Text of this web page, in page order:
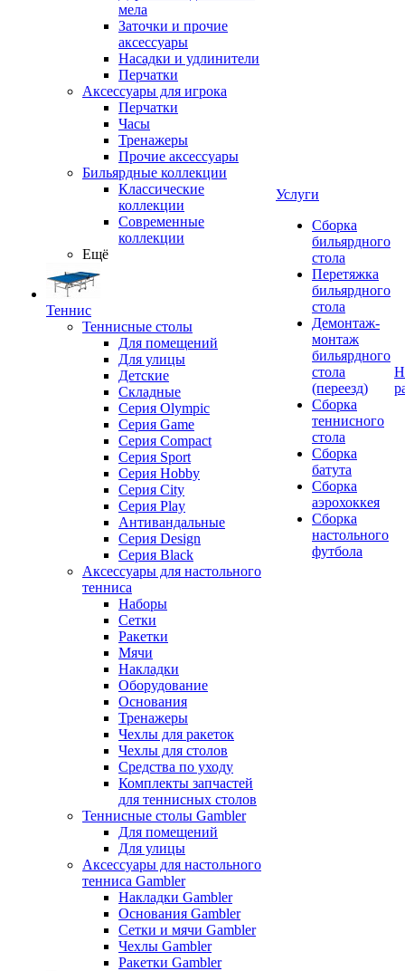
мела
Заточки и прочие
аксессуары
Насадки и удлинители
Перчатки
Аксессуары для игрока
Перчатки
Часы
Тренажеры
Прочие аксессуары
Бильярдные коллекции
Классические
коллекции
Современные
коллекции
Ещё
Теннис
Теннисные столы
Для помещений
Для улицы
Детские
Складные
Серия Olympic
Серия Game
Серия Compact
Серия Sport
Серия Hobby
Серия City
Серия Play
Антивандальные
Серия Design
Серия Black
Аксессуары для настольного
тенниса
Наборы
Сетки
Ракетки
Мячи
Накладки
Оборудование
Основания
Тренажеры
Чехлы для ракеток
Чехлы для столов
Средства по уходу
Комплекты запчастей
для теннисных столов
Теннисные столы Gambler
Для помещений
Для улицы
Аксессуары для настольного
тенниса Gambler
Накладки Gambler
Основания Gambler
Сетки и мячи Gambler
Чехлы Gambler
Ракетки Gambler
Услуги
Сборка
бильярдного
стола
Перетяжка
бильярдного
стола
Демонтаж-
монтаж
бильярдного
стола
(переезд)
Сборка
теннисного
стола
Сборка
батута
Сборка
аэрохоккея
Сборка
настольного
футбола